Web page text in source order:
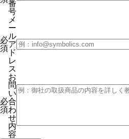
番
号
必
須
メ
ー
ル
ア
ド
レ
ス
必
須
お
問
い
合
わ
せ
内
容